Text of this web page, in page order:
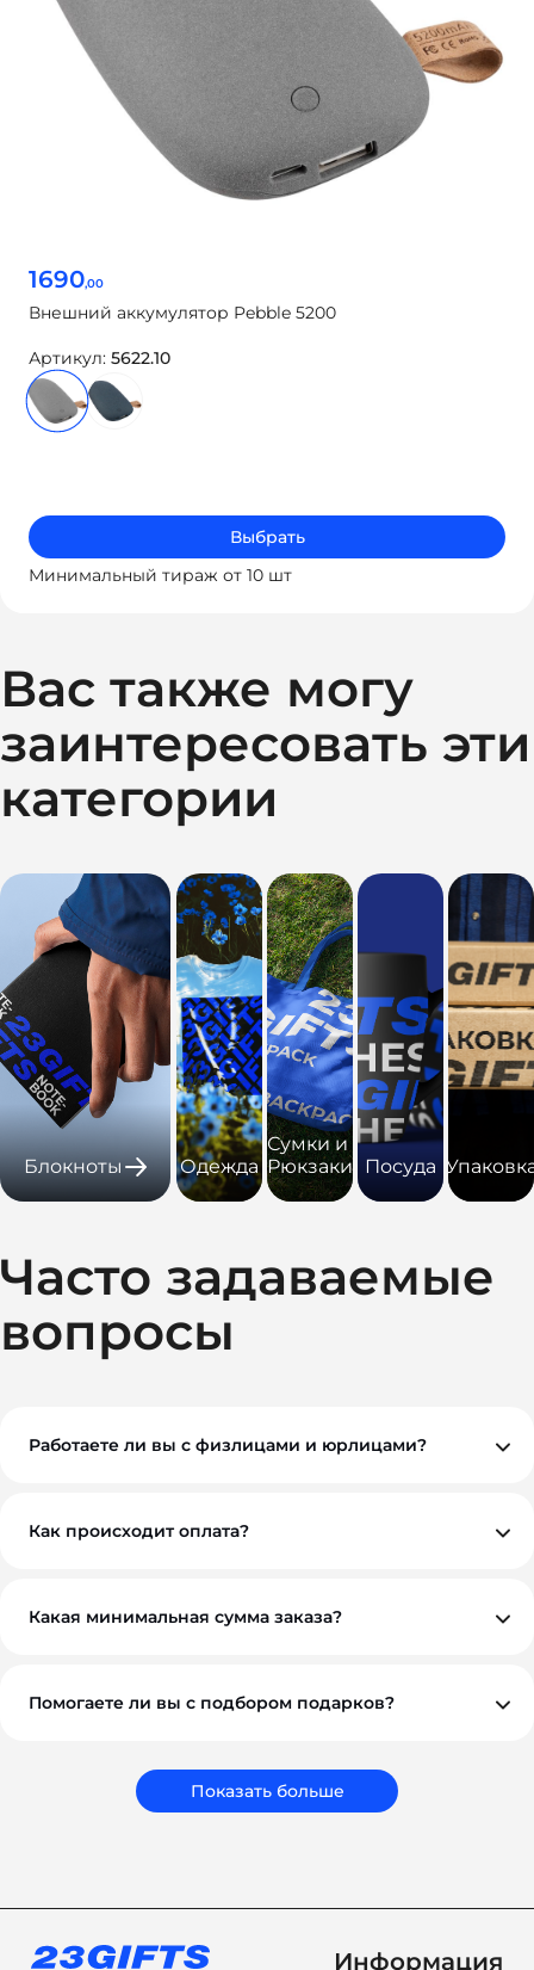
1690,00
Внешний аккумулятор Pebble 5200
Артикул: 5622.10
Выбрать
Минимальный тираж от 10 шт
Вас также могу
заинтересовать эти
категории
Блокноты Одежда
Сумки и
Рюкзаки Посуда
Часто задаваемые
вопросы
Работаете ли вы с физлицами и юрлицами?
Как происходит оплата?
обсудим индивидуально. Для оптовых и
корпоративных клиентов возможны гибкие условия.
Какая минимальная сумма заказа?
Помогаете ли вы с подбором подарков?
сувениры, а решения, которые работают на ваш
Показать больше
Информация